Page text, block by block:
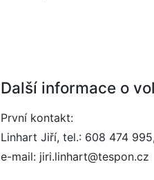
Další informace o
První kontakt:
Linhart Jiří, tel.: 608 474
e-mail: jiri.linhart@tespon.cz